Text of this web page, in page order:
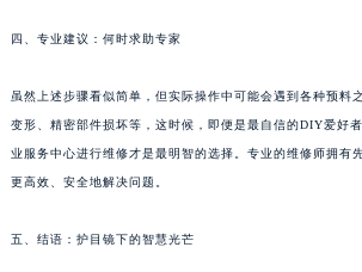
四、专业建议：何时求助专家
虽然上述步骤看似简单，但实际操作中可能会遇到各种预料
变形、精密部件损坏等，这时候，即便是最自信的DIY爱好
业服务中心进行维修才是最明智的选择。专业的维修师拥有
更高效、安全地解决问题。
五、结语：护目镜下的智慧光芒